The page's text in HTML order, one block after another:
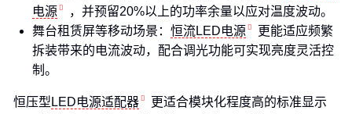
电源
，并预留20%以上的功率余量以应对温度波动。
舞台租赁屏等移动场景： 恒流LED电源
更能适应频繁
拆装带来的电流波动，配合调光功能可实现亮度灵活控
制。
恒压型 LED电源适配器
更适合模块化程度高的标准显示